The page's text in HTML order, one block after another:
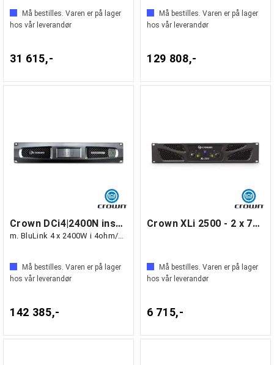
Må bestilles. Varen er på lager
hos vår leverandør
31 615,-
Må bestilles. Varen er på lager
hos vår leverandør
129 808,-
Crown DCi4|2400N installasjonsforsterker
m. BluLink 4 x 2400W i 4ohm/70/100V
Må bestilles. Varen er på lager
hos vår leverandør
142 385,-
Crown XLi 2500 - 2 x 750W i 4 ohm
Må bestilles. Varen er på lager
hos vår leverandør
6 715,-